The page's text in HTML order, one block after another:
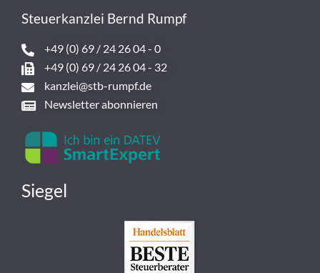
Steuerkanzlei Bernd Rumpf
+49 (0) 69 / 24 26 04 - 0
+49 (0) 69 / 24 26 04 - 32
kanzlei@stb-rumpf.de
Newsletter abonnieren
Siegel